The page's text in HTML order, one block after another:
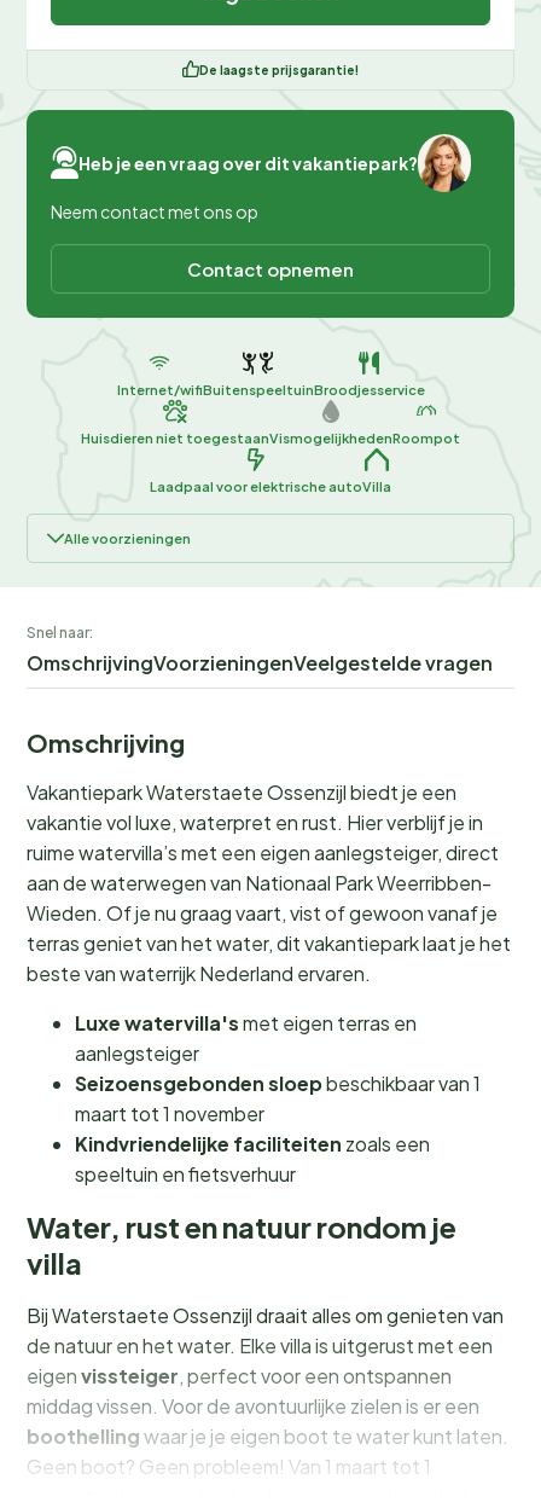
De laagste prijsgarantie!
Heb je een vraag over dit vakantiepark?
Neem contact met ons op
Contact opnemen
Internet/wifiBuitenspeeltuinBroodjesservice
Huisdieren niet toegestaanVismogelijkhedenRoompot
Laadpaal voor elektrische autoVilla
Alle voorzieningen
Snel naar:
OmschrijvingVoorzieningenVeelgestelde vragen
Omschrijving
Vakantiepark Waterstaete Ossenzijl biedt je een
vakantie vol luxe, waterpret en rust. Hier verblijf je in
ruime watervilla’s met een eigen aanlegsteiger, direct
aan de waterwegen van Nationaal Park Weerribben-
Wieden. Of je nu graag vaart, vist of gewoon vanaf je
terras geniet van het water, dit vakantiepark laat je het
beste van waterrijk Nederland ervaren.
Luxe watervilla'smet eigen terras en
aanlegsteiger
Seizoensgebonden sloepbeschikbaar van 1
maart tot 1 november
Kindvriendelijke faciliteiten zoals een
speeltuin en fietsverhuur
Water, rust en natuur rondom je
villa
Bij Waterstaete Ossenzijl draait alles om genieten van
de natuur en het water. Elke villa is uitgerust met een
eigenvissteiger, perfect voor een ontspannen
middag vissen. Voor de avontuurlijke zielen is er een
boothellingwaar je je eigen boot te water kunt laten.
Geen boot? Geen probleem! Van 1 maart tot 1